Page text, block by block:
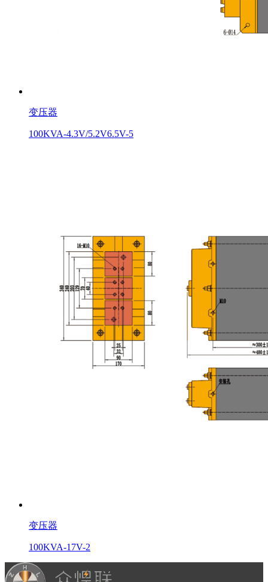
变压器
100KVA-4.3V/5.2V6.5V-5
变压器
100KVA-17V-2